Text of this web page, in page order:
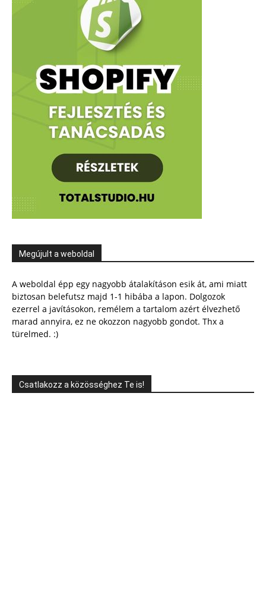
Megújult a weboldal
A weboldal épp egy nagyobb átalakításon esik át, ami miatt
biztosan belefutsz majd 1-1 hibába a lapon. Dolgozok
ezerrel a javításokon, remélem a tartalom azért élvezhető
marad annyira, ez ne okozzon nagyobb gondot. Thx a
türelmed. :)
Csatlakozz a közösséghez Te is!